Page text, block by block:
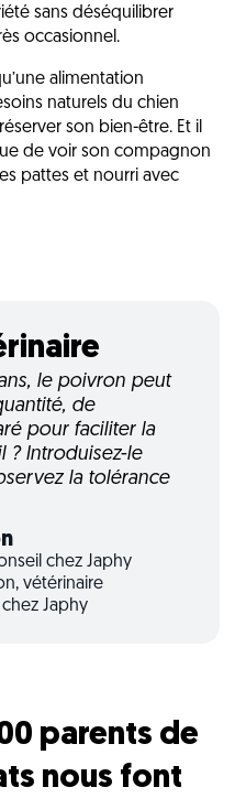
sans déséquilibrer
occasionnel.
alimentation
naturels du chien
son bien-être. Et il
de voir son compagnon
pattes et nourri avec
le poivron peut
de
pour faciliter la
? Introduisez-le
la tolérance
chez Japhy
parents de
nous font